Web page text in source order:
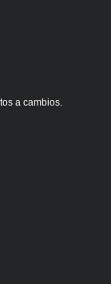
a cambios.